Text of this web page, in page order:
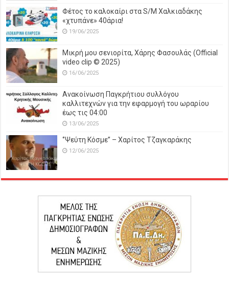
Φέτος το καλοκαίρι στα S/M Χαλκιαδάκης
«χτυπάνε» 40άρια!
19/06/2025
Μικρή μου σενιορίτα, Χάρης Φασουλάς (Official
video clip © 2025)
16/06/2025
Ανακοίνωση Παγκρήτιου συλλόγου
καλλιτεχνών για την εφαρμογή του ωραρίου
έως τις 04:00
13/06/2025
‘’Ψεύτη Κόσμε’’ – Χαρίτος Τζαγκαράκης
12/06/2025